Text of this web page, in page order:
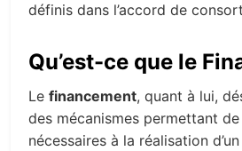
définis dans l’accord de
Qu’est-ce que le
Le financement, quant à lui,
des mécanismes permettant
nécessaires à la réalisation